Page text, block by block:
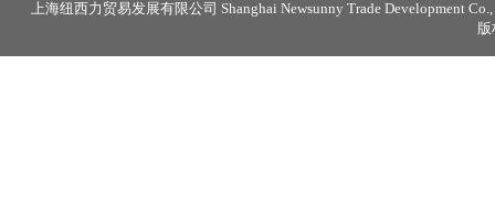
上海纽西力贸易发展有限公司 Shanghai Newsunny Trade Development